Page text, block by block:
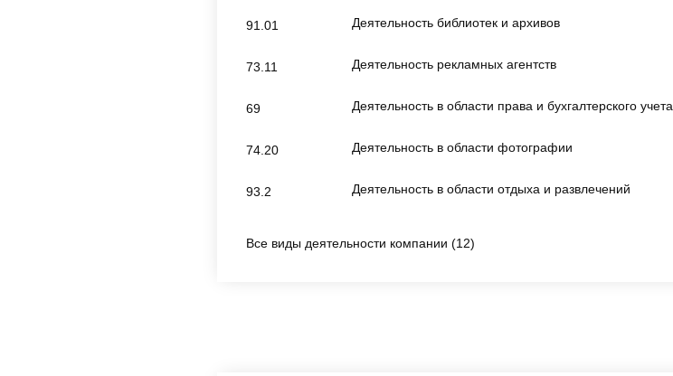
91.01 Деятельность библиотек и архивов
73.11 Деятельность рекламных агентств
69 Деятельность в области права и бухгалтерского учета
74.20 Деятельность в области фотографии
93.2 Деятельность в области отдыха и развлечений
Все виды деятельности компании (12)